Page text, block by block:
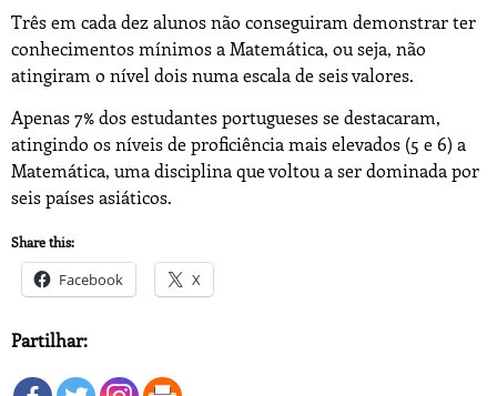
Três em cada dez alunos não conseguiram demonstrar ter
conhecimentos mínimos a Matemática, ou seja, não
atingiram o nível dois numa escala de seis valores.
Apenas 7% dos estudantes portugueses se destacaram,
atingindo os níveis de proficiência mais elevados (5 e 6) a
Matemática, uma disciplina que voltou a ser dominada por
seis países asiáticos.
Share this:
Facebook X
Partilhar: